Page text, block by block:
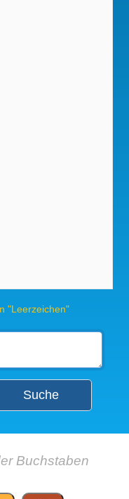
"Leerzeichen"
Suche
Buchstaben